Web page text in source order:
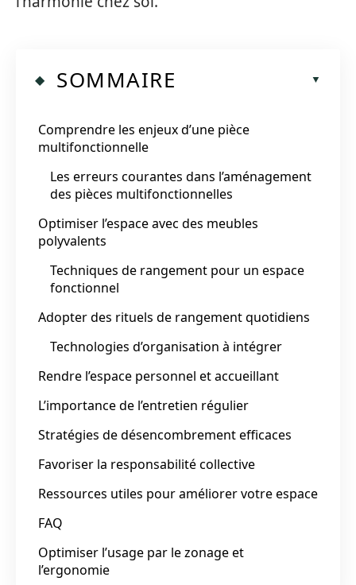
SOMMAIRE
Comprendre les enjeux d’une pièce
multifonctionnelle
Les erreurs courantes dans l’aménagement
des pièces multifonctionnelles
Optimiser l’espace avec des meubles
polyvalents
Techniques de rangement pour un espace
fonctionnel
Adopter des rituels de rangement quotidiens
Technologies d’organisation à intégrer
Rendre l’espace personnel et accueillant
L’importance de l’entretien régulier
Stratégies de désencombrement efficaces
Favoriser la responsabilité collective
Ressources utiles pour améliorer votre espace
FAQ
Optimiser l’usage par le zonage et
l’ergonomie